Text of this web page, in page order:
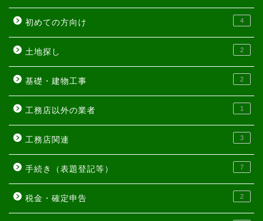
初めての方向け 4
土地探し 2
基礎・建物工事 2
工務店以外の業者 1
工務店関連 3
手続き（表題登記等） 7
税金・確定申告 2